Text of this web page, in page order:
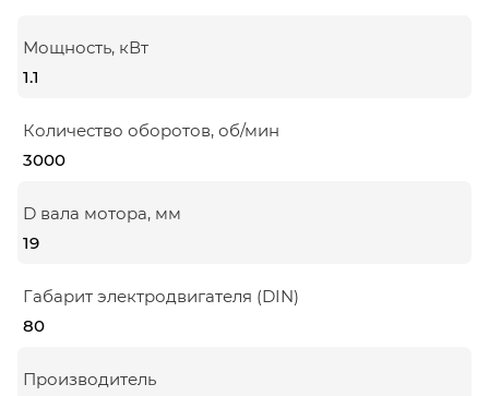
Мощность, кВт
1.1
Количество оборотов, об/мин
3000
D вала мотора, мм
19
Габарит электродвигателя (DIN)
80
Производитель